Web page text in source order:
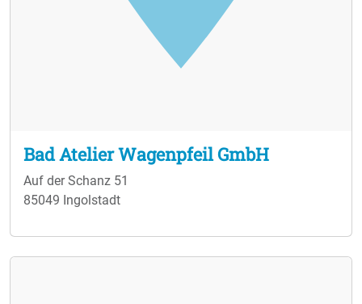
Bad Atelier Wagenpfeil GmbH
Auf der Schanz 51
85049 Ingolstadt